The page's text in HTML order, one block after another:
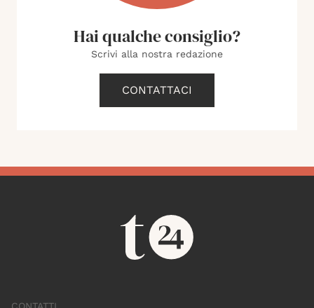
Hai qualche consiglio?
Scrivi alla nostra redazione
CONTATTACI